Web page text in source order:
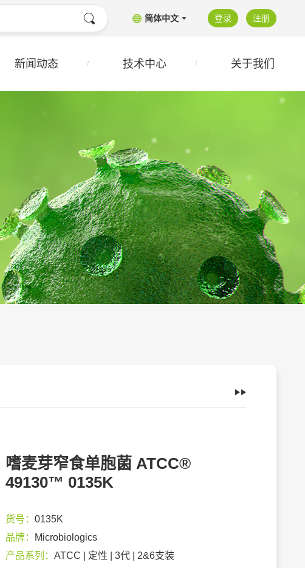
简体中文 登录 注册
新闻动态 技术中心 关于我们
嗜麦芽窄食单胞菌 ATCC®
49130™ 0135K
货号： 0135K
品牌：
Microbiologics
产品系列： ATCC | 定性 | 3代 | 2&6支装